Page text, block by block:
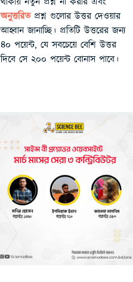
অনুত্তরিত প্রশ্ন গুলোর উত্তর দেওয়ার
আহ্বান জানাচ্ছি। প্রতিটি উত্তরের জন্য
৪০ পয়েন্ট, যে সবচেয়ে বেশি উত্তর
দিবে সে ২০০ পয়েন্ট বোনাস পাবে।